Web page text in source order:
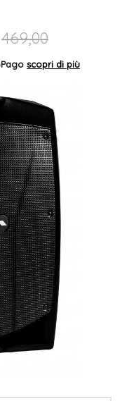
469,00
scopri di più